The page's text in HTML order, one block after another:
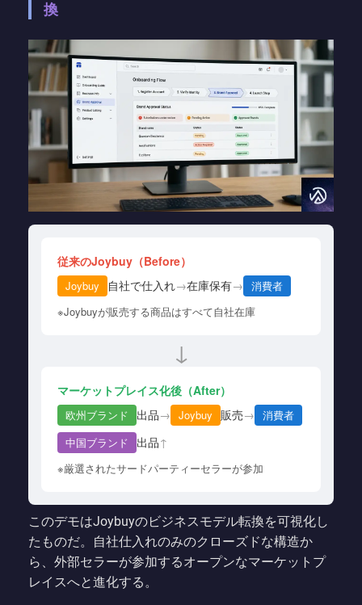
換
従来のJoybuy（Before）
Joybuy 自社で仕入れ→在庫保有→ 消費者
※Joybuyが販売する商品はすべて自社在庫
↓
マーケットプレイス化後（After）
欧州ブランド 出品→ Joybuy 販売→ 消費者
中国ブランド
出品↑
※厳選されたサードパーティーセラーが参加
このデモはJoybuyのビジネスモデル転換を可視化し
たものだ。自社仕入れのみのクローズドな構造か
ら、外部セラーが参加するオープンなマーケットプ
レイスへと進化する。